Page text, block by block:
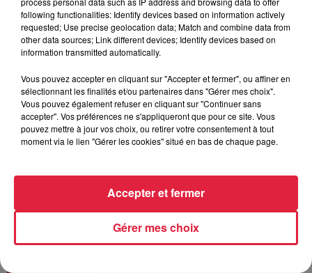
A lire aussi
6 août 2026
robinets
6 août 2026
6 août 2026
Au zoo de Mulhouse : rencontre
following functionalities: Identify devices based on information actively
requested; Use precise geolocation data; Match and combine data from
other data sources; Link different devices; Identify devices based on
information transmitted automatically.
Vous pouvez accepter en cliquant sur "Accepter et fermer", ou affiner en
sélectionnant les finalités et/ou partenaires dans "Gérer mes choix".
Vous pouvez également refuser en cliquant sur "Continuer sans
accepter". Vos préférences ne s'appliqueront que pour ce site. Vous
pouvez mettre à jour vos choix, ou retirer votre consentement à tout
moment via le lien "Gérer les cookies" situé en bas de chaque page.
Gérer mes choix
Accepter et fermer